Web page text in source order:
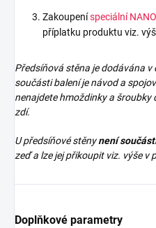
Zakoupeníspeciální
příplatku produktu viz.
Předsíňová stěna je dodávána
součásti balení je návod a
nenajdetehmoždinky a šroubky
zdí.
U předsíňové stěnynení
zeď a lze jej přikoupit viz. výše v
Doplňkové parametry